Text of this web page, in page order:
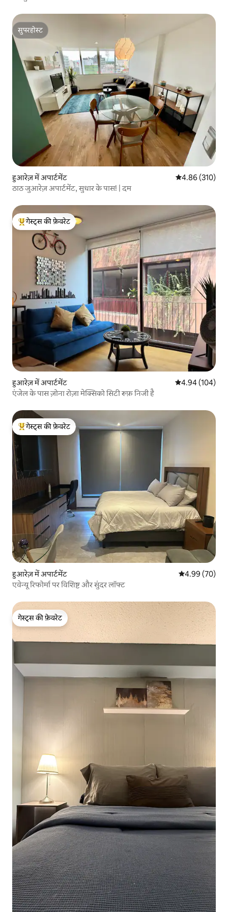
सुपरहोस्ट
सुपरहोस्ट
हुआरेज़ में अपार्टमेंट औसत रेटिंग 5 में से
4.86 (310)
ठाठ जुआरेज़ अपार्टमेंट, सुधार के पास! | दम
गेस्ट्स का टॉप फ़ेवरेट
गेस्ट्स की फ़ेवरेट
हुआरेज़ में अपार्टमेंट औसत रेटिंग 5 में से
4.94 (104)
एंजेल के पास ज़ोना रोज़ा मेक्सिको सिटी रूफ़ निजी है
गेस्ट्स का टॉप फ़ेवरेट
गेस्ट्स की फ़ेवरेट
हुआरेज़ में अपार्टमेंट औसत रेटिंग 5 में
4.99 (70)
एवेन्यू रिफोर्मा पर विशिष्ट और सुंदर लॉफ्ट
गेस्ट्स की फ़ेवरेट
गेस्ट्स की फ़ेवरेट